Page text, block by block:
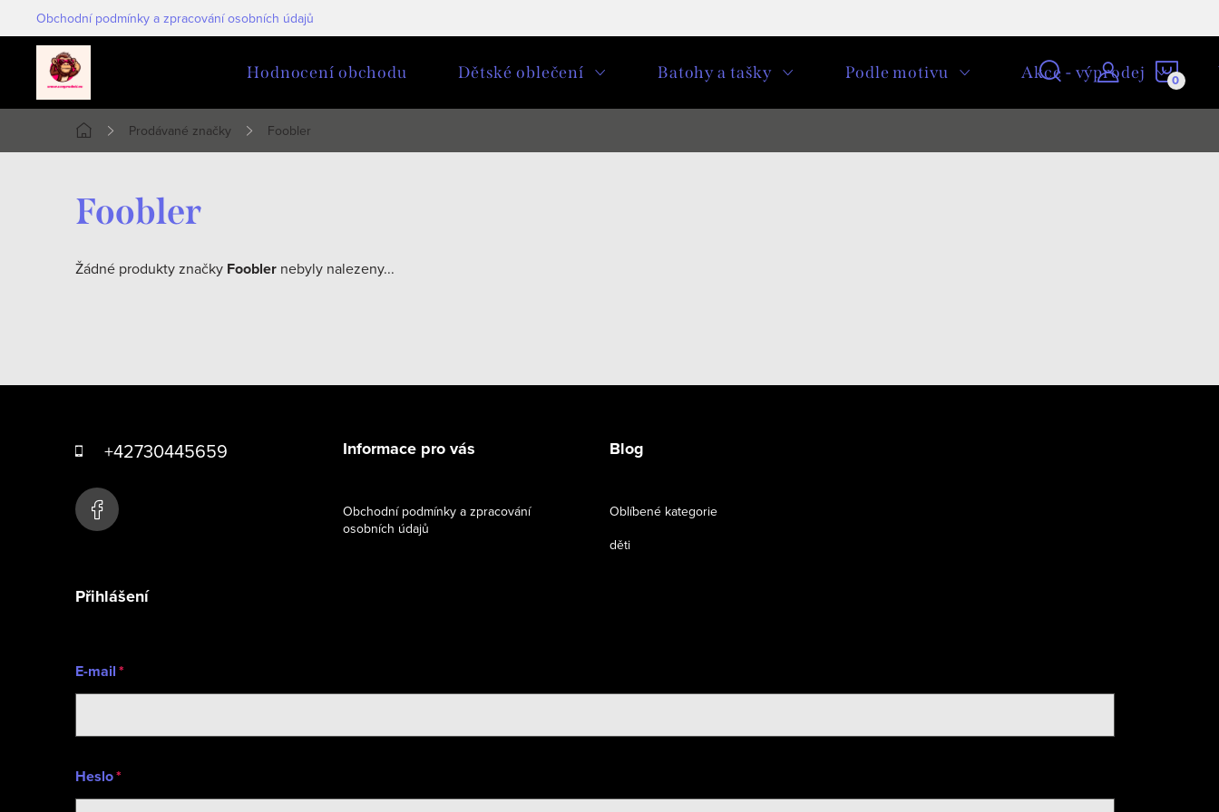
na
Obchodní podmínky a zpracování osobních údajů
Hodnocení obchodu Dětské oblečení Batohy a tašky Podle motivu Akce - výprodej
Domů
Prodávané značky Foobler
Foobler
Žádné produkty značky Foobler nebyly nalezeny...
+42730445659 Informace pro vás
Obchodní podmínky a zpracování
osobních údajů
Blog
Oblíbené kategorie
děti
Přihlášení
E-mail
Heslo